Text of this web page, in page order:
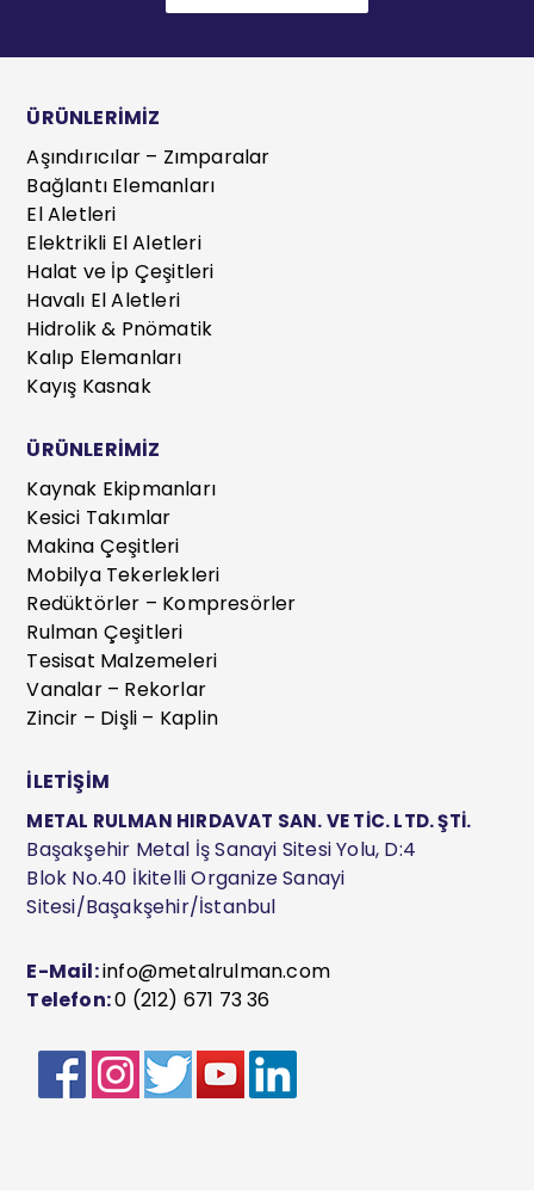
ÜRÜNLERİMİZ
Aşındırıcılar – Zımparalar
Bağlantı Elemanları
El Aletleri
Elektrikli El Aletleri
Halat ve İp Çeşitleri
Havalı El Aletleri
Hidrolik & Pnömatik
Kalıp Elemanları
Kayış Kasnak
ÜRÜNLERİMİZ
Kaynak Ekipmanları
Kesici Takımlar
Makina Çeşitleri
Mobilya Tekerlekleri
Redüktörler – Kompresörler
Rulman Çeşitleri
Tesisat Malzemeleri
Vanalar – Rekorlar
Zincir – Dişli – Kaplin
İLETİŞİM
METAL RULMAN HIRDAVAT SAN. VE TİC. LTD. ŞTİ.
Başakşehir Metal İş Sanayi Sitesi Yolu, D:4
Blok No.40 İkitelli Organize Sanayi
Sitesi/Başakşehir/İstanbul
E-Mail:info@metalrulman.com
Telefon:0 (212) 671 73 36